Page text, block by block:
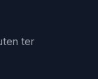
ter